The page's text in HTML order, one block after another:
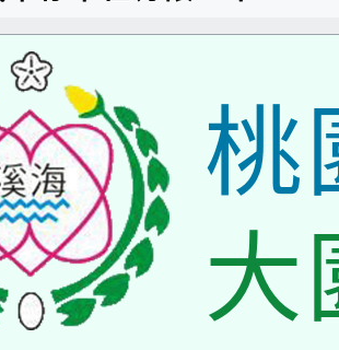
桃
大